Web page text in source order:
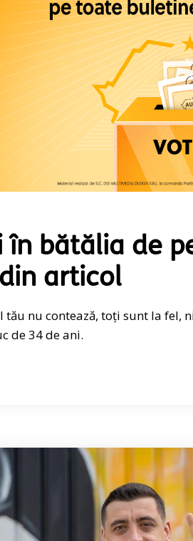
în bătălia de
din articol
nu contează, toți sunt la fel,
de 34 de ani.